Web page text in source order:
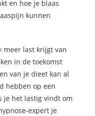
en hoe je blaas
kunnen
meer last krijgt van
in de toekomst
van je dieet kan al
hebben op een
je het lastig vindt om
expert je